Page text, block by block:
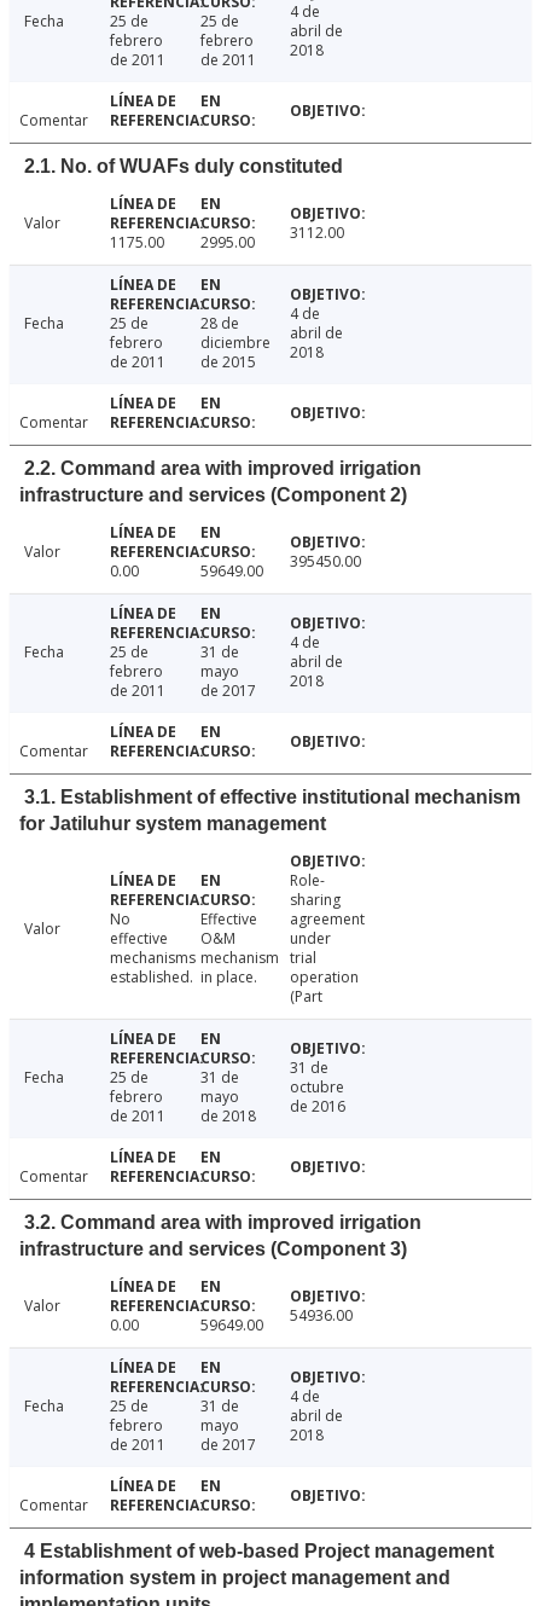
Fecha
25 de
febrero
de 2011
25 de
febrero
de 2011
4 de
abril de
2018
Comentar
2.1. No. of WUAFs duly constituted
Valor
1175.00
2995.00 3112.00
Fecha
25 de
febrero
de 2011
28 de
diciembre
de 2015
4 de
abril de
2018
Comentar
2.2. Command area with improved irrigation
infrastructure and services (Component 2)
Valor
0.00
59649.00 395450.00
Fecha
25 de
febrero
de 2011
31 de
mayo
de 2017
4 de
abril de
2018
Comentar
3.1. Establishment of effective institutional mechanism
for Jatiluhur system management
Valor
No
effective
mechanisms
established.
Effective
O&M
mechanism
in place.
Role-
sharing
agreement
under
trial
operation
(Part
Fecha
25 de
febrero
de 2011
31 de
mayo
de 2018
31 de
octubre
de 2016
Comentar
3.2. Command area with improved irrigation
infrastructure and services (Component 3)
Valor
0.00
59649.00 54936.00
Fecha
25 de
febrero
de 2011
31 de
mayo
de 2017
4 de
abril de
2018
Comentar
4 Establishment of web-based Project management
information system in project management and